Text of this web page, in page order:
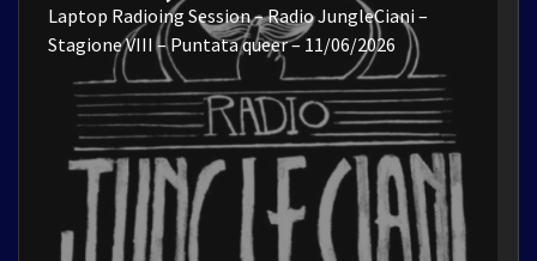
Laptop Radioing Session – Radio JungleCiani –
Stagione VIII – Puntata queer – 11/06/2026